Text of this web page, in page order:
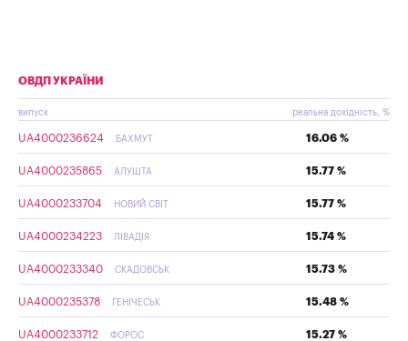
ОВДП УКРАЇНИ
випуск реальна дохідність, %
UA4000236624 БАХМУТ 16.06 %
UA4000235865 АЛУШТА 15.77 %
UA4000233704 НОВИЙ СВІТ 15.77 %
UA4000234223 ЛІВАДІЯ 15.74 %
UA4000233340 СКАДОВСЬК 15.73 %
UA4000235378 ГЕНІЧЕСЬК 15.48 %
UA4000233712 ФОРОС 15.27 %